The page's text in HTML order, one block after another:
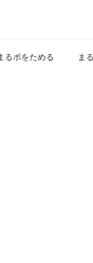
るポをためる ま